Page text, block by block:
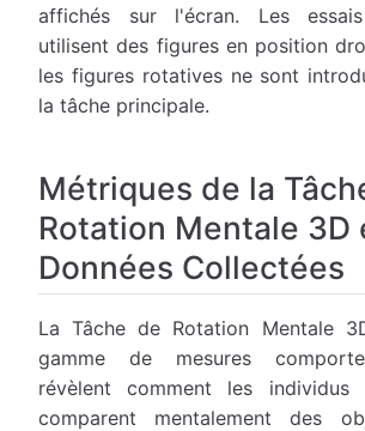
affichés sur l'écran. Les
utilisent des figures en position
les figures rotatives ne sont
la tâche principale.
Métriques de la
Rotation Mentale 3D
Données Collectées
La Tâche de Rotation Mentale
gamme de mesures
révèlent comment les individus
comparent mentalement des